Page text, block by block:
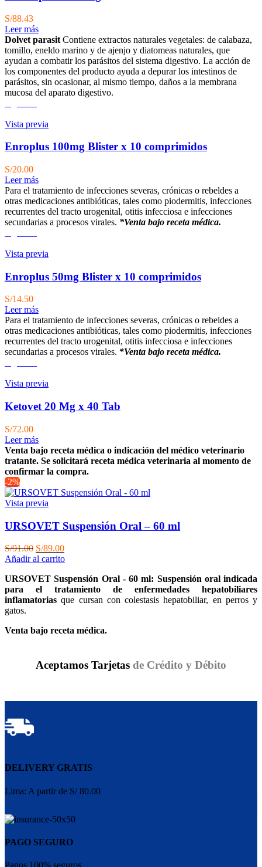
S/88.43
Leer más
Dolvet parasit Contiene extractos naturales vegetales: de calabaza,
tomillo, eneldo ma­rino y de ajenjo y diatomeas naturales, que
ayudan a combatir los parásitos del sistema digestivo. La acción de
los componentes del producto ayuda a depurar los intestinos de
parásitos, sin ocasionar, al mismo tiempo, daños a la membrana
mucosa del aparato digestivo.
Vista previa
Enroplus 100mg Blister x 10 comprimidos
S/20.00
Leer más
Para el tratamiento de infecciones severas, crónicas o rebeldes a
otras medicaciones antibióticas, tales como piodermitis, infecciones
recurrentes del tracto urogenital, otitis infecciosa e infecciones
secundarias a procesos virales. *Venta bajo receta médica.
Vista previa
Enroplus 50mg Blister x 10 comprimidos
S/14.50
Leer más
Para el tratamiento de infecciones severas, crónicas o rebeldes a
otras medicaciones antibióticas, tales como piodermitis, infecciones
recurrentes del tracto urogenital, otitis infecciosa e infecciones
secundarias a procesos virales. *Venta bajo receta médica.
Vista previa
Ketovet 20 Mg x 40 Tab
S/72.00
Leer más
Venta bajo receta médica o indicación del médico veterinario
tratante. Se solicitará receta médica veterinaria al momento de
confirmar la compra.
-2%
Vista previa
URSOVET Suspensión Oral – 60 ml
S/91.00 El
precio
era:
S/91.00.
S/89.00El
precio
es:
S/89.00.
Añadir al carrito
URSOVET Suspensión Oral - 60 ml: Suspensión oral indicada
para el tratamiento de enfermedades hepatobiliares
inflamatorias que cursan con colestasis hepatobiliar, en perros y
gatos.
Venta bajo receta médica.
Aceptamos Tarjetas de Crédito y Débito
DELIVERY GRATIS
Lima: A partir de S/ 80.00
PAGO SEGURO
Pagos 100% seguros.